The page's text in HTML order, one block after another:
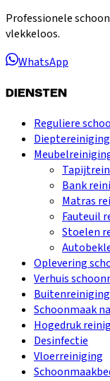
Professionele
vlekkeloos.
WhatsApp
DIENSTEN
Reguliere
Dieptereiniging
Bank
Matras
Fauteuil
Stoelen
Oplevering
Verhuis
Buitenreiniging
Schoonmaak
Hogedruk
Desinfectie
Vloerreiniging